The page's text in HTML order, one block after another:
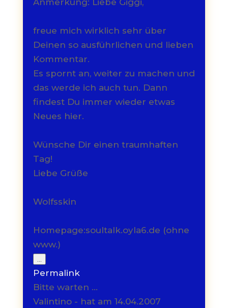
Anmerkung: Liebe Giggi,
freue mich wirklich sehr über
Deinen so ausführlichen und lieben
Kommentar.
Es spornt an, weiter zu machen und
das werde ich auch tun. Dann
findest Du immer wieder etwas
Neues hier.
Wünsche Dir einen traumhaften
Tag!
Liebe Grüße
Wolfsskin
Homepage:soultalk.oyla6.de (ohne
www.)
Metabox
ein-/ausblenden.
Permalink
Bitte warten …
Valintino - hat am 14.04.2007